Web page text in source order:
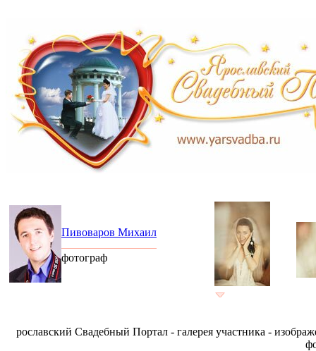
Пивоваров Михаил
фотограф
рославский Свадебный Портал - галерея участника -